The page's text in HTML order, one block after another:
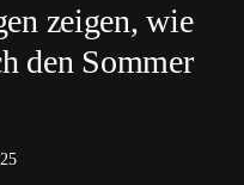
zeigen, wie
den Sommer